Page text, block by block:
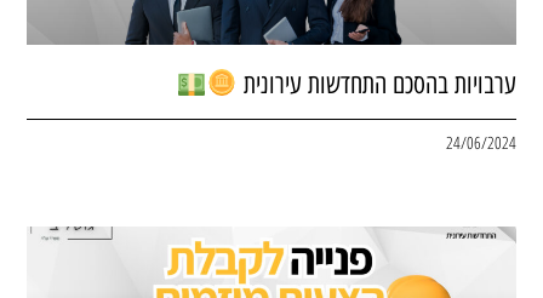
ערבויות בהסכם התחדשות עירונית
24/06/2024